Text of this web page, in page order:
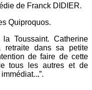
de Franck DIDIER.
Quiproquos.
Toussaint. Catherine
dans sa petite
de faire de cette
tous les autres et de
.”.